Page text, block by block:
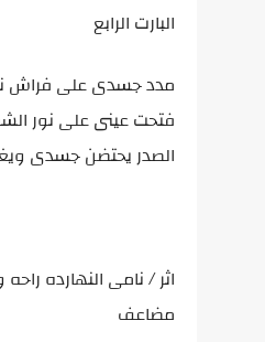
البارت الرابع
مدد جسدى على فراش
فتحت عينى على نور
الصدر يحتضن جسدى
اثر / نامى النهارده
مضاعف